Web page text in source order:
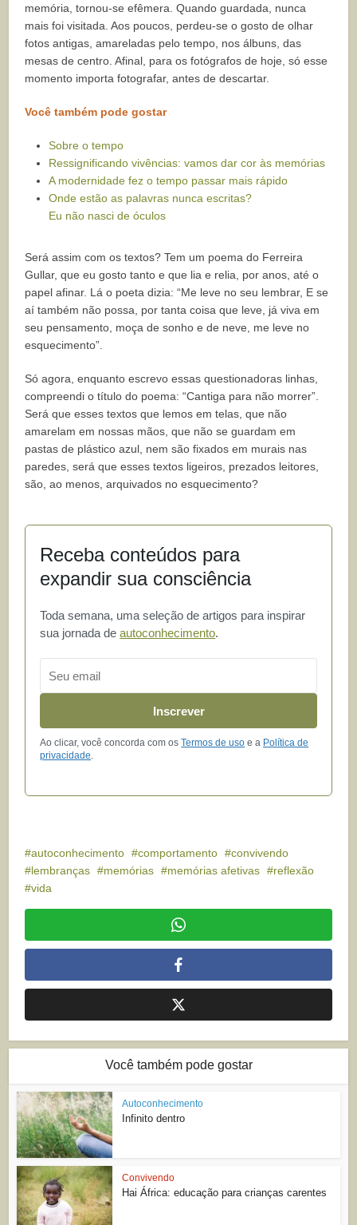
memória, tornou-se efêmera. Quando guardada, nunca
mais foi visitada. Aos poucos, perdeu-se o gosto de olhar
fotos antigas, amareladas pelo tempo, nos álbuns, das
mesas de centro. Afinal, para os fotógrafos de hoje, só esse
momento importa fotografar, antes de descartar.
Você também pode gostar
Sobre o tempo
Ressignificando vivências: vamos dar cor às memórias
A modernidade fez o tempo passar mais rápido
Onde estão as palavras nunca escritas?
Eu não nasci de óculos
Será assim com os textos? Tem um poema do Ferreira
Gullar, que eu gosto tanto e que lia e relia, por anos, até o
papel afinar. Lá o poeta dizia: “Me leve no seu lembrar, E se
aí também não possa, por tanta coisa que leve, já viva em
seu pensamento, moça de sonho e de neve, me leve no
esquecimento”.
Só agora, enquanto escrevo essas questionadoras linhas,
compreendi o título do poema: “Cantiga para não morrer”.
Será que esses textos que lemos em telas, que não
amarelam em nossas mãos, que não se guardam em
pastas de plástico azul, nem são fixados em murais nas
paredes, será que esses textos ligeiros, prezados leitores,
são, ao menos, arquivados no esquecimento?
Receba conteúdos para
expandir sua consciência
Toda semana, uma seleção de artigos para inspirar
sua jornada deautoconhecimento.
Inscrever
Ao clicar, você concorda com osTermos de uso e a Política de
privacidade.
autoconhecimento comportamento
convivendo
lembranças
memórias memórias afetivas
reflexão
vida
Você também pode gostar
Autoconhecimento
Infinito dentro
Convivendo
Hai África: educação para crianças carentes